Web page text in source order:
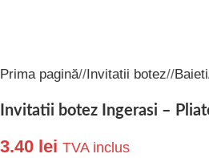
Prima pagină/ Invitatii botez/ Baieti
Invitatii botez Ingerasi –
3.40 lei TVA inclus